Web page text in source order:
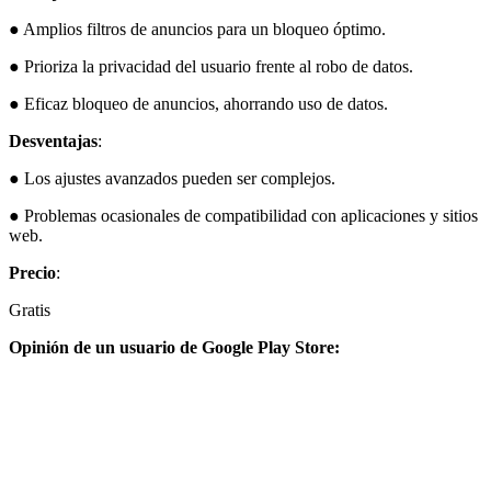
● Amplios filtros de anuncios para un bloqueo óptimo.
● Prioriza la privacidad del usuario frente al robo de datos.
● Eficaz bloqueo de anuncios, ahorrando uso de datos.
Desventajas:
● Los ajustes avanzados pueden ser complejos.
● Problemas ocasionales de compatibilidad con aplicaciones y sitios
web.
Precio:
Gratis
Opinión de un usuario de Google Play Store: